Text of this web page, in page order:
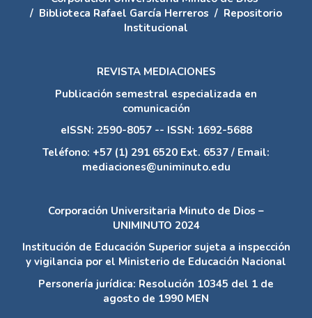
/ Biblioteca Rafael García Herreros / Repositorio
Institucional
REVISTA MEDIACIONES
Publicación semestral especializada en
comunicación
eISSN: 2590-8057 -- ISSN: 1692-5688
Teléfono: +57 (1) 291 6520 Ext. 6537 / Email:
mediaciones@uniminuto.edu
Corporación Universitaria Minuto de Dios –
UNIMINUTO 2024
Institución de Educación Superior sujeta a inspección
y vigilancia por el Ministerio de Educación Nacional
Personería jurídica: Resolución 10345 del 1 de
agosto de 1990 MEN